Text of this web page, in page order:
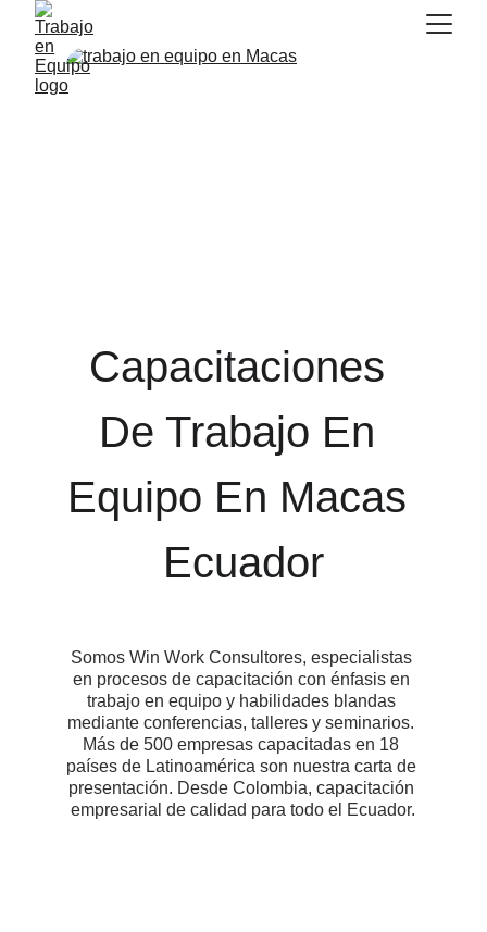
Capacitaciones
De Trabajo En
Equipo En Macas
Ecuador
Somos Win Work Consultores, especialistas
en procesos de capacitación con énfasis en
trabajo en equipo y habilidades blandas
mediante conferencias, talleres y seminarios.
Más de 500 empresas capacitadas en 18
países de Latinoamérica son nuestra carta de
presentación. Desde Colombia, capacitación
empresarial de calidad para todo el Ecuador.